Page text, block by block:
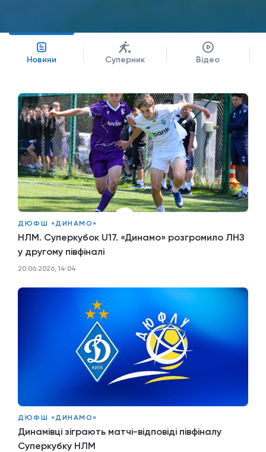
Новини Суперник Відео
ДЮФШ «ДИНАМО»
НЛМ. Суперкубок U17. «Динамо» розгромило ЛНЗ
у другому півфіналі
20.06.2026, 14:04
ДЮФШ «ДИНАМО»
Динамівці зіграють матчі-відповіді півфіналу
Суперкубку НЛМ